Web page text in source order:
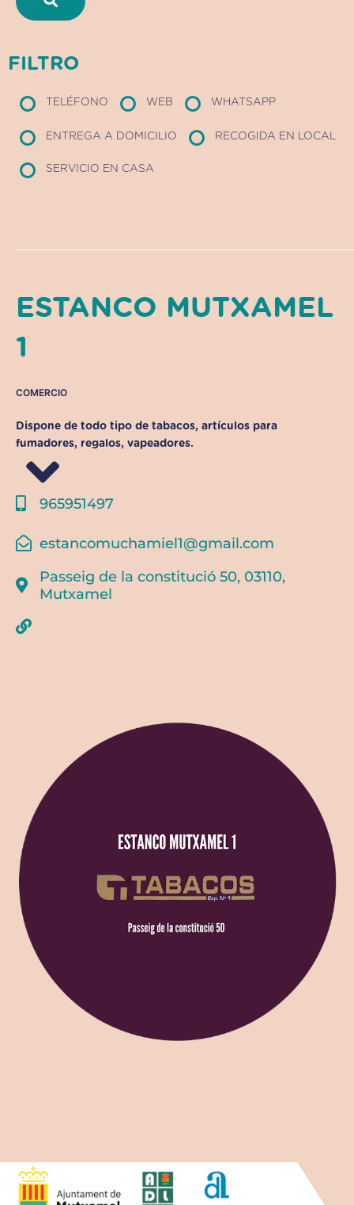
FILTRO
TELÉFONO WEB WHATSAPP
ENTREGA A DOMICILIO RECOGIDA EN LOCAL
SERVICIO EN CASA
ESTANCO MUTXAMEL
1
COMERCIO
Dispone de todo tipo de tabacos, artículos para
fumadores, regalos, vapeadores.
965951497
estancomuchamiel1@gmail.com
Passeig de la constitució 50, 03110,
Mutxamel